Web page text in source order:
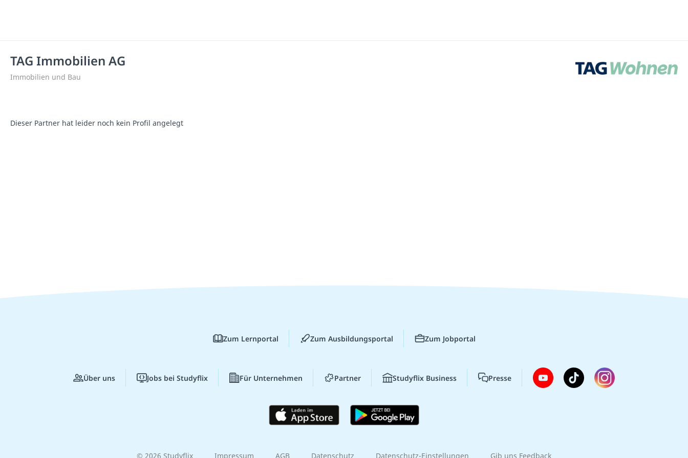
TAG Immobilien AG
Immobilien und Bau
Dieser Partner hat leider noch kein Profil angelegt
Zum Lernportal Zum Ausbildungsportal Zum Jobportal
Über uns Jobs bei Studyflix Für Unternehmen Partner Studyflix Business Presse
© 2026 Studyflix Impressum AGB Datenschutz Datenschutz-Einstellungen Gib uns Feedback